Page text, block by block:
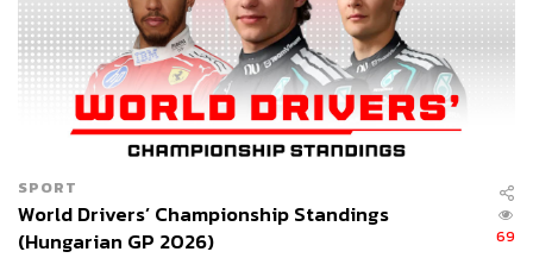
นอกจากนี้ยังมีรถถึง 7 คันแข่งขันไม่จบในเรซนี้ ซึ่งอาจะเรียก
ได้ว่ามากถึง 1 ใน 3 ของจำนวนรถที่ลงแข่งขันเลยก็ว่าได้
นอกจาก แม็กซ์ ที่รถเสียตั้งแต่ออกสตาร์ท กับ สโตรลล์ และ
เลอแคลร์ที่ไปจูบกำแพงในโค้งสุดท้ายอย่างที่เล่าไปแล้วก่อน
หน้านี้ ยังมี วัลต์เทรี บอตตาส จากคาดิลแลค, ออลลี แบร์แมน
จากฮาส หรือแม้แต่แชมป์เก่าอย่าง แลนโด นอร์ริส จากทีม
แมคลาเรน ก็แข่งขันไม่จบเช่นกัน
SPORT
World Drivers’ Championship Standings
(Hungarian GP 2026)
69